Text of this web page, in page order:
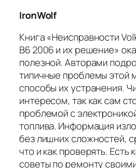
IronWolf
Книга «Неисправности
B6 2006 и их решение»
полезной. Авторами
типичные проблемы этой
способы их устранения.
интересом, так как сам
проблемой с
топлива. Информация
без лишних сложностей,
что и как проверять. Есть
советы по ремонту